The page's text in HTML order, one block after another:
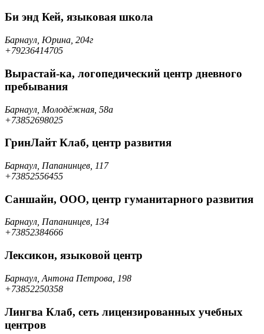
Би энд Кей, языковая школа
Барнаул, Юрина, 204г
+79236414705
Вырастай-ка, логопедический центр дневного
пребывания
Барнаул, Молодёжная, 58а
+73852698025
ГринЛайт Клаб, центр развития
Барнаул, Папанинцев, 117
+73852556455
Саншайн, ООО, центр гуманитарного развития
Барнаул, Папанинцев, 134
+73852384666
Лексикон, языковой центр
Барнаул, Антона Петрова, 198
+73852250358
Лингва Клаб, сеть лицензированных учебных
центров